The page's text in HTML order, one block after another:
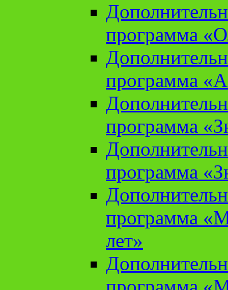
программа
программа
программа
программа
программа
лет»